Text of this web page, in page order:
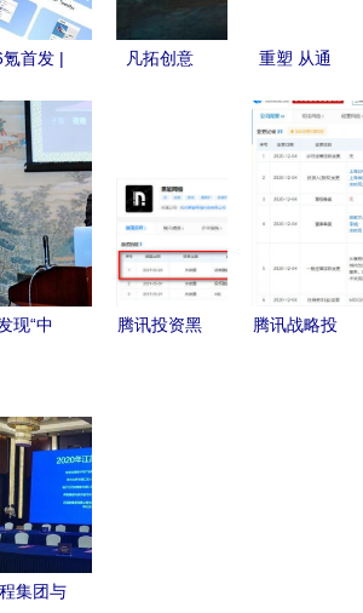
首发 |
完成数
美元B
融资 用
百万，
插件社
开源生
凡拓创意
验
重塑 从通
化转型看微
文化创意软
现“中
化创意
大赛在
博物院
启动
腾讯投资黑
腾讯战略投
集团与